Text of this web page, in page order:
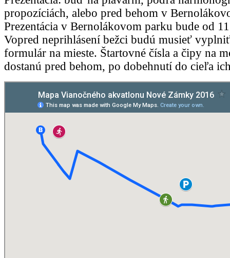
propozíciách, alebo pred behom v
Prezentácia v Bernolákovom parku bude od
Vopred neprihlásení bežci budú musieť
formulár na mieste. Štartovné čísla a čipy na
dostanú pred behom, po dobehnutí do cieľa